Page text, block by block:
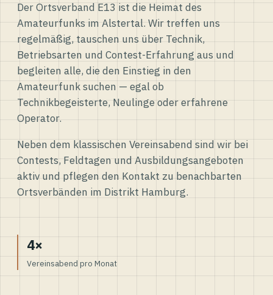
Der Ortsverband E13 ist die Heimat des
Amateurfunks im Alstertal. Wir treffen uns
regelmäßig, tauschen uns über Technik,
Betriebsarten und Contest-Erfahrung aus und
begleiten alle, die den Einstieg in den
Amateurfunk suchen — egal ob
Technikbegeisterte, Neulinge oder erfahrene
Operator.
Neben dem klassischen Vereinsabend sind wir bei
Contests, Feldtagen und Ausbildungsangeboten
aktiv und pflegen den Kontakt zu benachbarten
Ortsverbänden im Distrikt Hamburg.
4×
Vereinsabend pro Monat